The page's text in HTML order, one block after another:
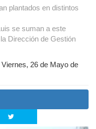
plantados en distintos
se suman a este
Dirección de Gestión
26 de Mayo de